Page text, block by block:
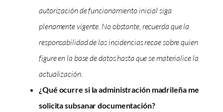
autorización de funcionamiento inicial siga
plenamente vigente. No obstante, recuerda que la
responsabilidad de las incidencias recae sobre quien
figure en la base de datos hasta que se materialice la
actualización.
¿Qué ocurre si la administración madrileña me
solicita subsanar documentación?